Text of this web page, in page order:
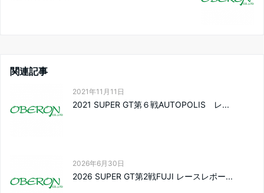
関連記事
2021年11月11日
2021 SUPER GT第６戦AUTOPOLIS レ...
2026年6月30日
2026 SUPER GT第2戦FUJI レースレポー...